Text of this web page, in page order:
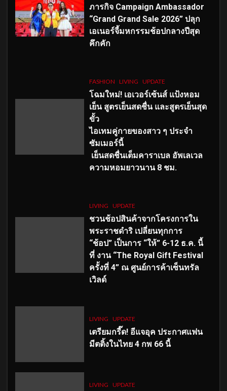
ภารกิจ Campaign Ambassador
“Grand Grand Sale 2026” ปลุก
เอเนอร์จี้มหกรรมช้อปกลางปีสุด
คึกคัก
FASHION LIVING UPDATE
โฉมใหม่! เอเวอร์เซ้นส์ แป้งหอม
เย็น สูตรเย็นสดชื่น และสูตรเย็นสุด
ขั้ว
ไอเทมคู่กายของสาว ๆ ประจำ
ซัมเมอร์นี้
เย็นสดชื่นเต็มคาราเบล อัพเลเวล
ความหอมยาวนาน 8 ชม.
LIVING UPDATE
ชวนช้อปสินค้าจากโครงการใน
พระราชดำริ เปลี่ยนทุกการ
“ช้อป” เป็นการ “ให้” 6-12 ธ.ค. นี้
ที่ งาน “The Royal Gift Festival
ครั้งที่ 4” ณ ศูนย์การค้าเซ็นทรัล
เวิลด์
LIVING UPDATE
เตรียมกรี๊ด! อีแจอุค ประกาศแฟน
มีตติ้งในไทย 4 กพ 66 นี้
LIVING UPDATE